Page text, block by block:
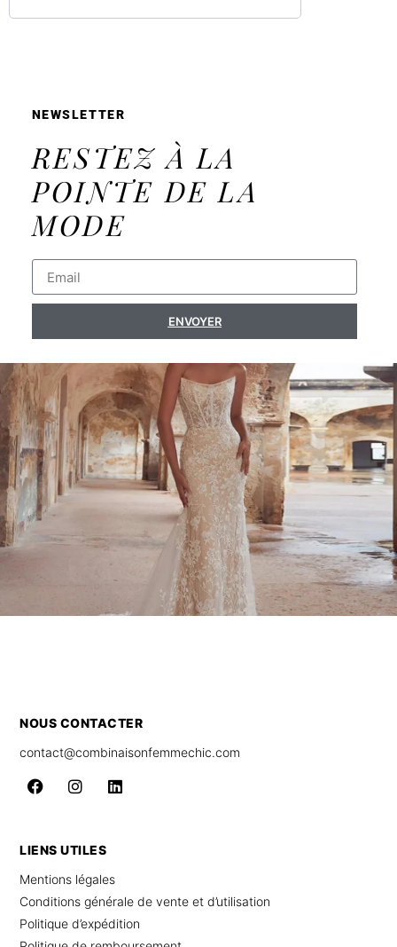
NEWSLETTER
RESTEZ À LA
POINTE DE LA
MODE
ENVOYER
NOUS CONTACTER
contact@combinaisonfemmechic.com
LIENS UTILES
Mentions légales
Conditions générale de vente et d’utilisation
Politique d’expédition